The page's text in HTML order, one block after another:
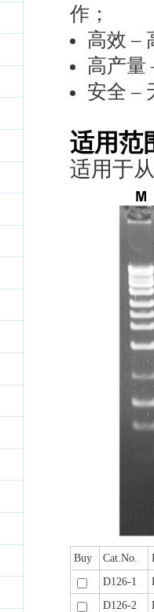
作；
高效 –
高产量
安全 –
适用范
适用于
Buy Cat.No.
D126-1
D126-2